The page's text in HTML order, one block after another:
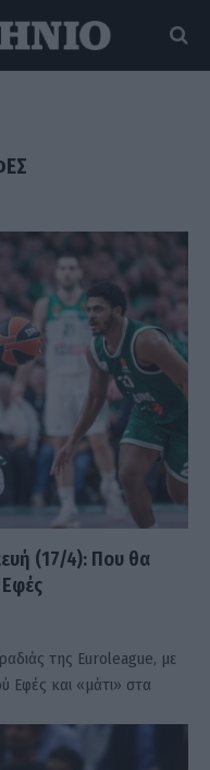
(17/4): Που θα
της Euroleague, με
Εφές και «μάτι» στα